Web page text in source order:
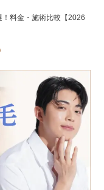
料金・施術比較【2026